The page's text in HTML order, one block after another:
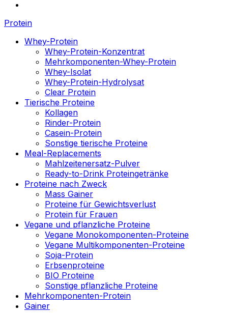
Protein
Whey-Protein
Whey-Protein-Konzentrat
Mehrkomponenten-Whey-Protein
Whey-Isolat
Whey-Protein-Hydrolysat
Clear Protein
Tierische Proteine
Kollagen
Rinder-Protein
Casein-Protein
Sonstige tierische Proteine
Meal-Replacements
Mahlzeitenersatz-Pulver
Ready-to-Drink Proteingetränke
Proteine nach Zweck
Mass Gainer
Proteine für Gewichtsverlust
Protein für Frauen
Vegane und pflanzliche Proteine
Vegane Monokomponenten-Proteine
Vegane Multikomponenten-Proteine
Soja-Protein
Erbsenproteine
BIO Proteine
Sonstige pflanzliche Proteine
Mehrkomponenten-Protein
Gainer